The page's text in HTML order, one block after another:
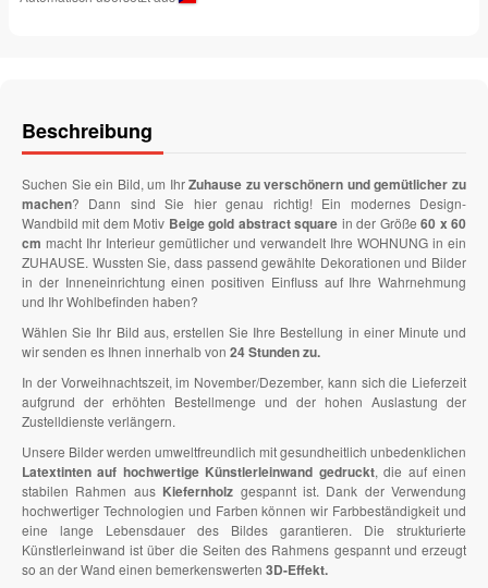
Beschreibung
Suchen Sie ein Bild, um IhrZuhause zu verschönern und gemütlicher zu
machen? Dann sind Sie hier genau richtig! Ein modernes Design-
Wandbild mit dem Motiv Beige gold abstract square in der Größe60 x 60
cm macht Ihr Interieur gemütlicher und verwandelt Ihre WOHNUNG in ein
ZUHAUSE. Wussten Sie, dass passend gewählte Dekorationen und Bilder
in der Inneneinrichtung einen positiven Einfluss auf Ihre Wahrnehmung
und Ihr Wohlbefinden haben?
Wählen Sie Ihr Bild aus, erstellen Sie Ihre Bestellung in einer Minute und
wir senden es Ihnen innerhalb von 24 Stunden zu.
In der Vorweihnachtszeit, im November/Dezember, kann sich die Lieferzeit
aufgrund der erhöhten Bestellmenge und der hohen Auslastung der
Zustelldienste verlängern.
Unsere Bilder werden umweltfreundlich mit gesundheitlich unbedenklichen
Latextinten auf hochwertige Künstlerleinwand gedruckt, die auf einen
stabilen Rahmen aus Kiefernholz gespannt ist. Dank der Verwendung
hochwertiger Technologien und Farben können wir Farbbeständigkeit und
eine lange Lebensdauer des Bildes garantieren. Die strukturierte
Künstlerleinwand ist über die Seiten des Rahmens gespannt und erzeugt
so an der Wand einen bemerkenswerten 3D-Effekt.